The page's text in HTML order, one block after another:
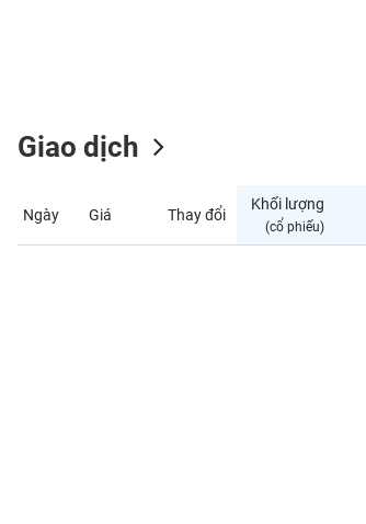
Giao dịch
Ngày Giá Thay đổi
Khối lượng
(cổ phiếu)
CÁ
NHÂN